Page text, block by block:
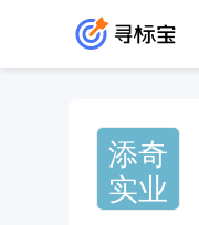
添奇
实业